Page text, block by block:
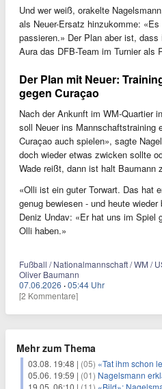
Und wer weiß, orakelte
als Neuer-Ersatz hinzukomme:
passieren.» Der Plan aber ist,
Aura das DFB-Team im Turnier als
Der Plan mit Neuer:
gegen Curaçao
Nach der Ankunft im WM-Quartier
soll Neuer ins Mannschaftstraining
Curaçao auch spielen», sagte
doch wieder etwas zwicken sollte
Wade reißt, dann ist halt Baumann
«Olli ist ein guter Torwart. Das hat
genug bewiesen - und heute
Deniz Undav: «Er hat uns im Spiel
Olli haben.»
Fußball / Nationalmannschaft / WM /
Oliver Baumann
07.06.2026 ·05:44 Uhr
[2 Kommentare]
Mehr zum Thema
03.08. 19:48 | (05) «Tat ihm schon leid»:
05.06. 19:59 | (01) Nagelsmann